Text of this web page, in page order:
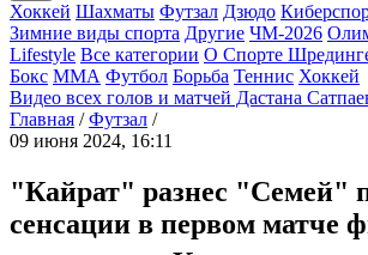
Хоккей Шахматы Футзал Дзюдо
Зимние виды спорта Другие ЧМ-2026
Lifestyle Все категории О Спорте
Бокс ММА Футбол Борьба Теннис Хоккей
Видео всех голов и матчей Дастана
Главная / Футзал /
09 июня 2024, 16:11
"Кайрат" разнес "Семей"
сенсации в первом матче